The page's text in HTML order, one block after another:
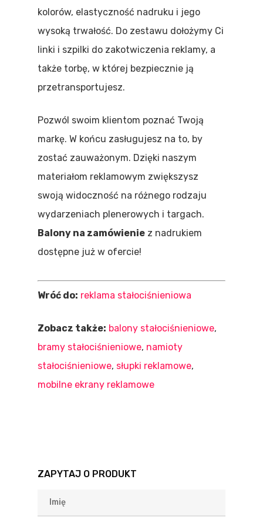
kolorów, elastyczność nadruku i jego
wysoką trwałość. Do zestawu dołożymy Ci
linki i szpilki do zakotwiczenia reklamy, a
także torbę, w której bezpiecznie ją
przetransportujesz.
Pozwól swoim klientom poznać Twoją
markę. W końcu zasługujesz na to, by
zostać zauważonym. Dzięki naszym
materiałom reklamowym zwiększysz
swoją widoczność na różnego rodzaju
wydarzeniach plenerowych i targach.
Balony na zamówienie z nadrukiem
dostępne już w ofercie!
Wróć do: reklama stałociśnieniowa
Zobacz także: balony stałociśnieniowe,
bramy stałociśnieniowe, namioty
stałociśnieniowe, słupki reklamowe,
mobilne ekrany reklamowe
ZAPYTAJ O PRODUKT
AdBlow
Bramy
Słupki
Balony Na
Balony Reklamowe
Balony O
Oferta
Flagi
Ścianki Tekstylne
Siedziska
Kontakt
Polski
English